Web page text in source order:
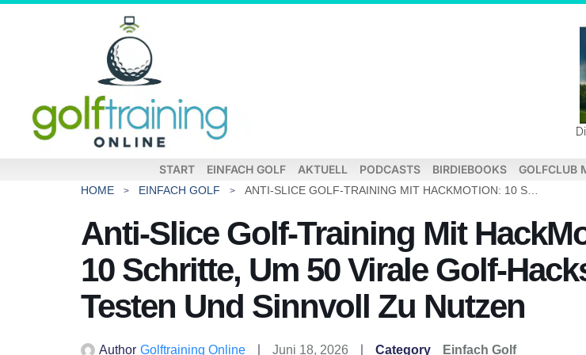
START EINFACH GOLF AKTUELL PODCASTS BIRDIEBOOKS GOLFCLUB
HOME EINFACH GOLF
Anti-Slice Golf-Training Mit
10 Schritte, Um 50 Virale Golf-
Testen Und Sinnvoll Zu Nutzen
Author Golftraining Online Juni 18, 2026 Category Einfach Golf